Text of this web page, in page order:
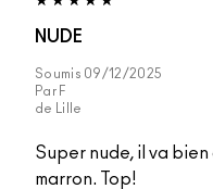
NUDE
Soumis 09/12/2025
Par F
de
Lille
Super nude, il va
marron. Top!